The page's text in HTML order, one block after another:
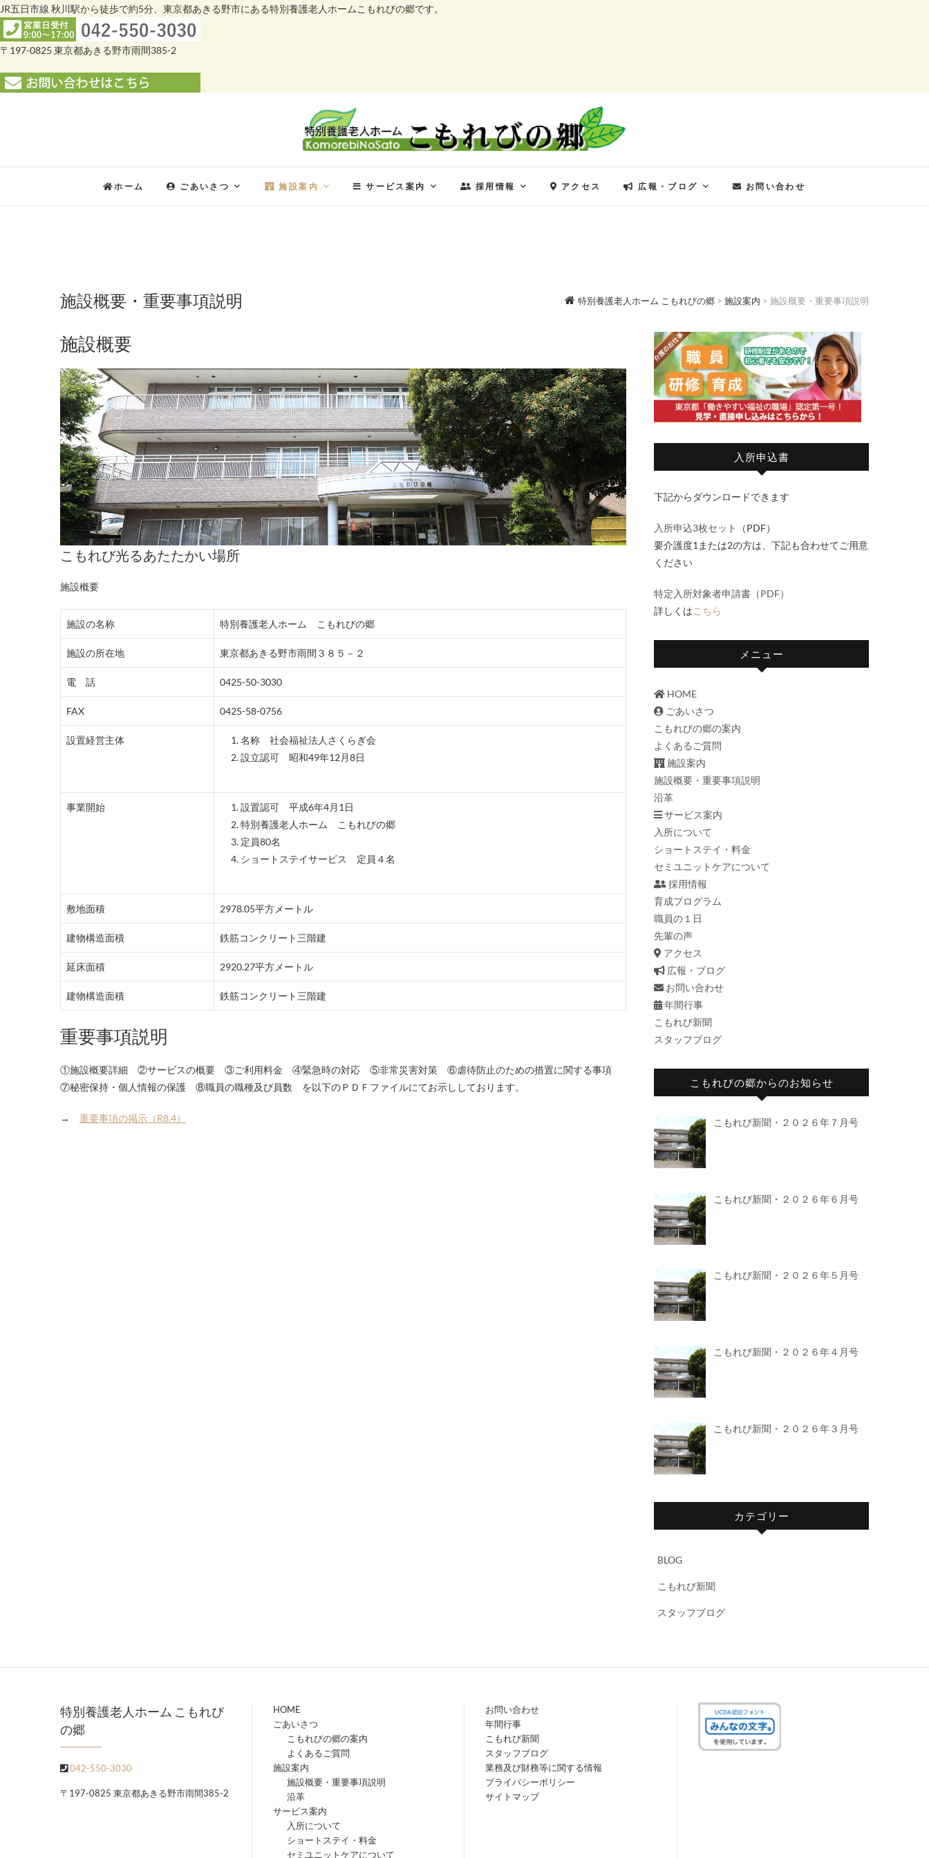
JR五日市線 秋川駅から徒歩で約5分、東京都あきる野市にある特別養護老人ホームこもれびの郷です。
〒197-0825 東京都あきる野市雨間385-2
特別養護老人ホーム こもれびの郷
ホーム ごあいさつ 施設案内 サービス案内 採用情報 アクセス 広報・ブログ お問い合わせ
施設概要・重要事項説明 特別養護老人ホーム こもれびの郷 > 施設案内 > 施設概要・重要事項説明
施設概要
こもれび光るあたたかい場所
施設概要
施設の名称 特別養護老人ホーム こもれびの郷
施設の所在地 東京都あきる野市雨間３８５－２
電 話 0425-50-3030
FAX 0425-58-0756
設置経営主体
名称 社会福祉法人さくらぎ会
設立認可 昭和49年12月8日
事業開始
設置認可 平成6年4月1日
特別養護老人ホーム こもれびの郷
定員80名
ショートステイサービス 定員４名
敷地面積 2978.05平方メートル
建物構造面積 鉄筋コンクリート三階建
延床面積 2920.27平方メートル
建物構造面積 鉄筋コンクリート三階建
重要事項説明
①施設概要詳細 ②サービスの概要 ③ご利用料金 ④緊急時の対応 ⑤非常災害対策 ⑥虐待防止のための措置に関する事項
⑦秘密保持・個人情報の保護 ⑧職員の職種及び員数 を以下のＰＤＦファイルにてお示ししております。
→ 重要事項の掲示（R8.4）
入所申込書
下記からダウンロードできます
入所申込3枚セット
（PDF）
要介護度1または2の方は、下記も合わせてご用意
ください
特定入所対象者申請書（PDF）
詳しくはこちら
メニュー
HOME
ごあいさつ
こもれびの郷の案内
よくあるご質問
施設案内
施設概要・重要事項説明
沿革
サービス案内
入所について
ショートステイ・料金
セミユニットケアについて
採用情報
育成プログラム
職員の１日
先輩の声
アクセス
広報・ブログ
お問い合わせ
年間行事
こもれび新聞
スタッフブログ
こもれびの郷からのお知らせ
こもれび新聞・２０２６年７月号
こもれび新聞・２０２６年６月号
こもれび新聞・２０２６年５月号
こもれび新聞・２０２６年４月号
こもれび新聞・２０２６年３月号
カテゴリー
BLOG
こもれび新聞
スタッフブログ
特別養護老人ホーム こもれび
の郷
042-550-3030
〒197-0825 東京都あきる野市雨間385-2
HOME
ごあいさつ
こもれびの郷の案内
よくあるご質問
施設案内
施設概要・重要事項説明
沿革
サービス案内
入所について
ショートステイ・料金
セミユニットケアについて
お問い合わせ
年間行事
こもれび新聞
スタッフブログ
業務及び財務等に関する情報
プライバシーポリシー
サイトマップ